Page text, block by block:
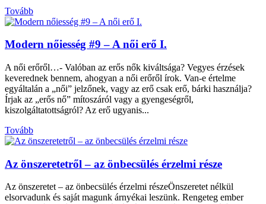
Tovább
Modern nőiesség #9 – A női erő I.
A női erőről…- Valóban az erős nők kiváltsága? Vegyes érzések
keverednek bennem, ahogyan a női erőről írok. Van-e értelme
egyáltalán a „női” jelzőnek, vagy az erő csak erő, bárki használja?
Írjak az „erős nő” mítoszáról vagy a gyengeségről,
kiszolgáltatottságról? Az erő ugyanis...
Tovább
Az önszeretetről – az önbecsülés érzelmi része
Az önszeretet – az önbecsülés érzelmi részeÖnszeretet nélkül
elsorvadunk és saját magunk árnyékai leszünk. Rengeteg ember